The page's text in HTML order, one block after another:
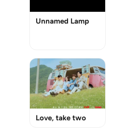
Unnamed Lamp
Love, take two